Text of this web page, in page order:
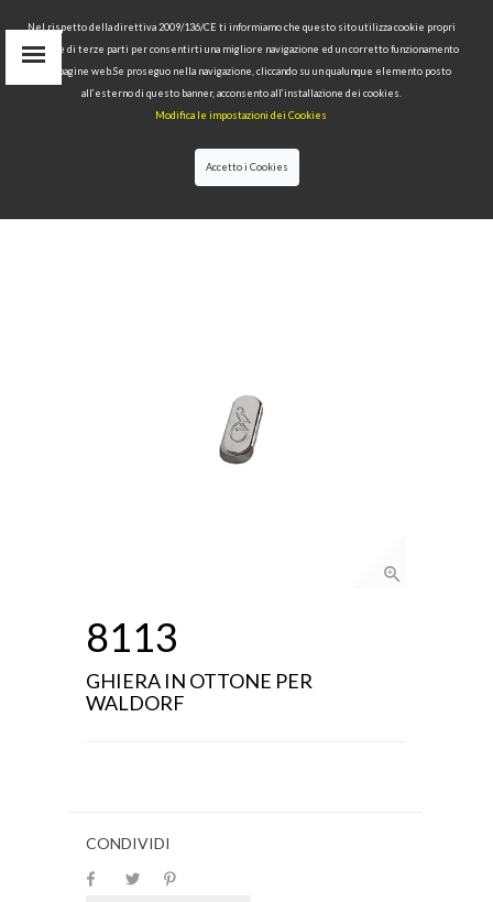
Area Riservata
COLLEZIONI >> WALDORF
8113
GHIERA IN OTTONE PER
WALDORF
CONDIVIDI
Nel rispetto della direttiva 2009/136/CE ti informiamo che questo sito utilizza cookie propri
tecnici e di terze parti per consentirti una migliore navigazione ed un corretto funzionamento
delle pagine web.Se proseguo nella navigazione, cliccando su un qualunque elemento posto
all’esterno di questo banner, acconsento all’installazione dei cookies.
Modifica le impostazioni dei Cookies
Accetto i Cookies